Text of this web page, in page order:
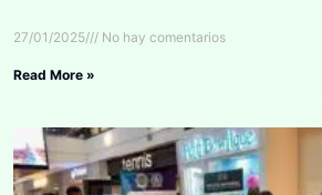
27/01/2025 No hay comentarios
Read More »